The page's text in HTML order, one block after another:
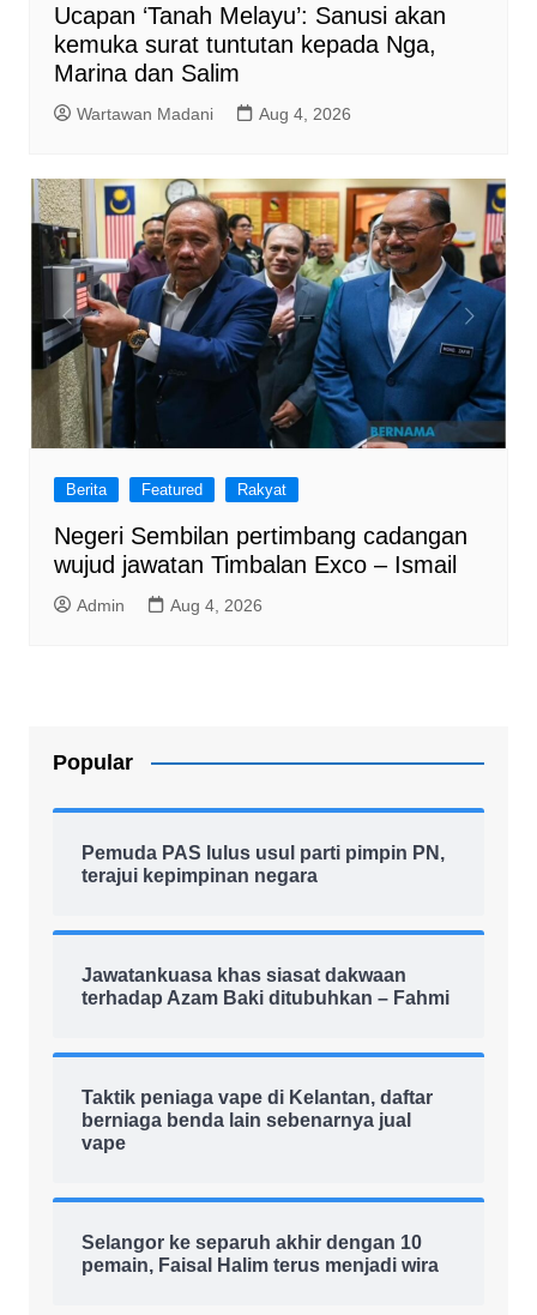
Ucapan ‘Tanah Melayu’: Sanusi akan
kemuka surat tuntutan kepada Nga,
Marina dan Salim
Wartawan Madani Aug 4, 2026
Berita Featured Rakyat
Negeri Sembilan pertimbang cadangan
wujud jawatan Timbalan Exco – Ismail
Admin Aug 4, 2026
Popular
Pemuda PAS lulus usul parti pimpin PN,
terajui kepimpinan negara
Jawatankuasa khas siasat dakwaan
terhadap Azam Baki ditubuhkan – Fahmi
Taktik peniaga vape di Kelantan, daftar
berniaga benda lain sebenarnya jual
vape
Selangor ke separuh akhir dengan 10
pemain, Faisal Halim terus menjadi wira